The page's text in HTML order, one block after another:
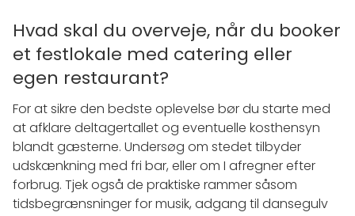
Hvad skal du overveje, når du booker
et festlokale med catering eller
egen restaurant?
For at sikre den bedste oplevelse bør du starte med
at afklare deltagertallet og eventuelle kosthensyn
blandt gæsterne. Undersøg om stedet tilbyder
udskænkning med fri bar, eller om I afregner efter
forbrug. Tjek også de praktiske rammer såsom
tidsbegrænsninger for musik, adgang til dansegulv